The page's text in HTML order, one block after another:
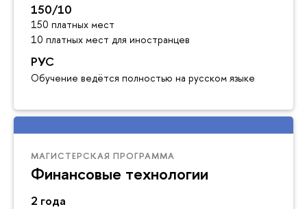
150/10
150 платных мест
10 платных мест для иностранцев
РУС
Обучение ведётся полностью на русском языке
МАГИСТЕРСКАЯ ПРОГРАММА
Финансовые технологии
2 года